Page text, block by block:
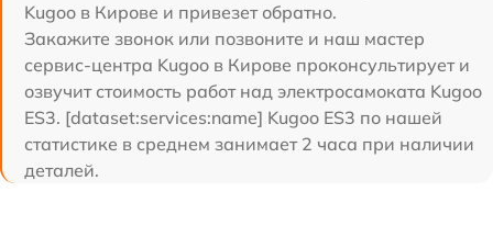
Kugoo в Кирове и привезет обратно.
Закажите звонок или позвоните и наш мастер
сервис-центра Kugoo в Кирове проконсультирует и
озвучит стоимость работ над электросамоката Kugoo
ES3. [dataset:services:name] Kugoo ES3 по нашей
статистике в среднем занимает 2 часа при наличии
деталей.